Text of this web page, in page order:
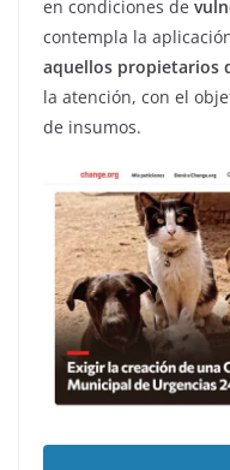
en condiciones de
contempla la
aquellos propietarios
la atención, con el
de insumos.